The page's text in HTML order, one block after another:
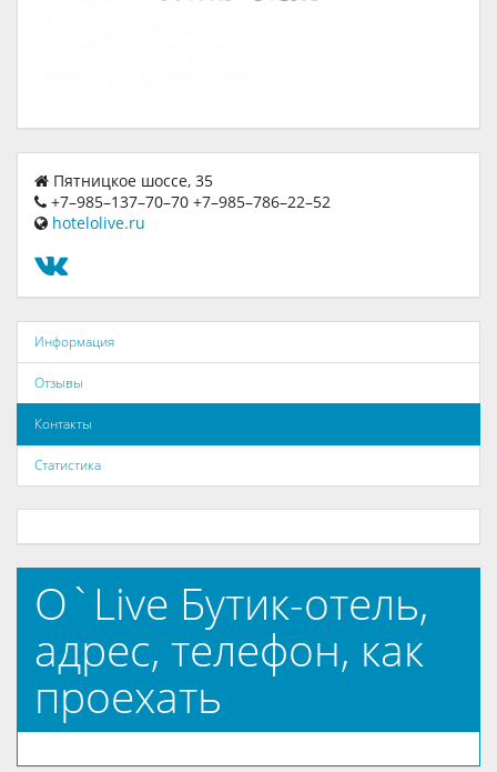
Пятницкое шоссе, 35
+7–985–137–70–70 +7–985–786–22–52
hotelolive.ru
Информация
Отзывы
Контакты
Статистика
O`Live Бутик-отель,
адрес, телефон, как
проехать